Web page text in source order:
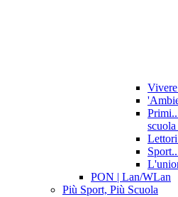
PON | Lan/WLan
Più Sport, Più Scuola